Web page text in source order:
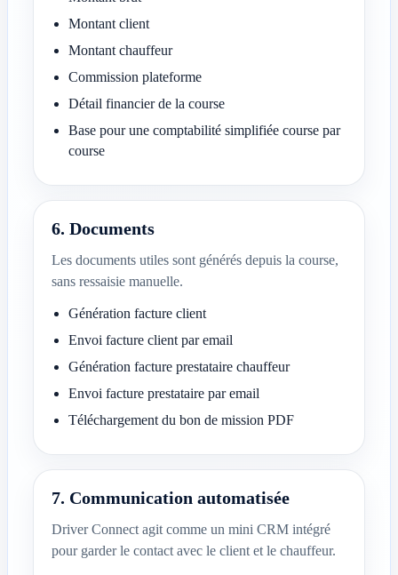
Montant client
Montant chauffeur
Commission plateforme
Détail financier de la course
Base pour une comptabilité simplifiée course par
course
6. Documents
Les documents utiles sont générés depuis la course,
sans ressaisie manuelle.
Génération facture client
Envoi facture client par email
Génération facture prestataire chauffeur
Envoi facture prestataire par email
Téléchargement du bon de mission PDF
7. Communication automatisée
Driver Connect agit comme un mini CRM intégré
pour garder le contact avec le client et le chauffeur.